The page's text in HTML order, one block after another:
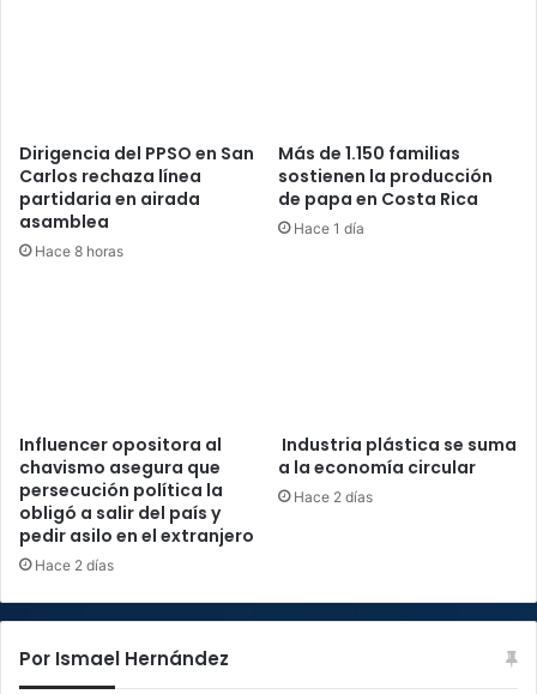
Dirigencia del PPSO en San
Carlos rechaza línea
partidaria en airada
asamblea
Hace 8 horas
Más de 1.150 familias
sostienen la producción
de papa en Costa Rica
Hace 1 día
Influencer opositora al
chavismo asegura que
persecución política la
obligó a salir del país y
pedir asilo en el extranjero
Hace 2 días
Industria plástica se suma
a la economía circular
Hace 2 días
Por Ismael Hernández